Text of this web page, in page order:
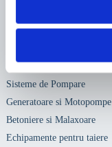
Categorii
Sisteme de Pompare
Generatoare si Motopompe
Betoniere si Malaxoare
Echipamente pentru taiere